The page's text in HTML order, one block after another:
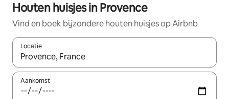
Houten huisjes in Provence
Vind en boek bijzondere houten huisjes op Airbnb
Locatie
Wanneer er suggesties beschikbaar zijn, maak je een keuze
Aankomst